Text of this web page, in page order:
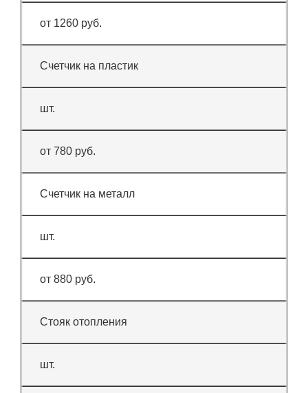
от 1260 руб.
Счетчик на пластик
шт.
от 780 руб.
Счетчик на металл
шт.
от 880 руб.
Стояк отопления
шт.